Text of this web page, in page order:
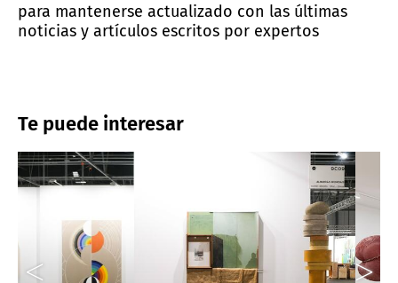
para mantenerse actualizado con las últimas
noticias y artículos escritos por expertos
Te puede interesar